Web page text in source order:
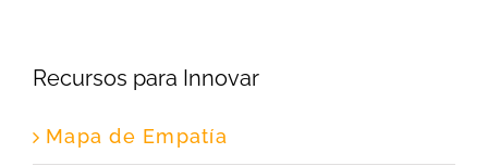
Recursos para Innovar
Mapa de Empatía